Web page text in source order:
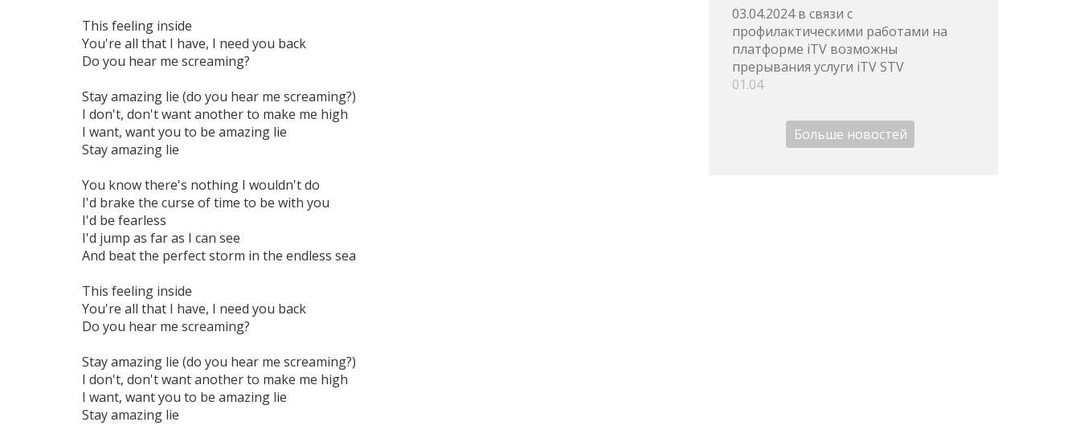
This feeling inside
You're all that I have, I need you back
Do you hear me screaming?
Stay amazing lie (do you hear me screaming?)
I don't, don't want another to make me high
I want, want you to be amazing lie
Stay amazing lie
You know there's nothing I wouldn't do
I'd brake the curse of time to be with you
I'd be fearless
I'd jump as far as I can see
And beat the perfect storm in the endless sea
This feeling inside
You're all that I have, I need you back
Do you hear me screaming?
Stay amazing lie (do you hear me screaming?)
I don't, don't want another to make me high
I want, want you to be amazing lie
Stay amazing lie
03.04.2024 в связи с
профилактическими работами на
платформе iTV возможны
прерывания услуги iTV STV
01.04
Больше новостей